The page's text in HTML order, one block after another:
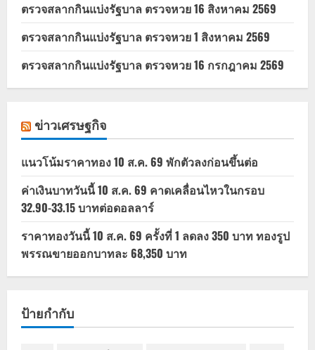
ตรวจสลากกินแบ่งรัฐบาล ตรวจหวย 16 สิงหาคม 2569
ตรวจสลากกินแบ่งรัฐบาล ตรวจหวย 1 สิงหาคม 2569
ตรวจสลากกินแบ่งรัฐบาล ตรวจหวย 16 กรกฎาคม 2569
ข่าวเศรษฐกิจ
แนวโน้มราคาทอง 10 ส.ค. 69 พักตัวลงก่อนขึ้นต่อ
ค่าเงินบาทวันนี้ 10 ส.ค. 69 คาดเคลื่อนไหวในกรอบ
32.90-33.15 บาทต่อดอลลาร์
ราคาทองวันนี้ 10 ส.ค. 69 ครั้งที่ 1 ลดลง 350 บาท ทองรูป
พรรณขายออกบาทละ 68,350 บาท
ป้ายกำกับ